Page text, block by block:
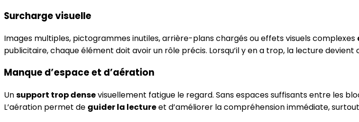
Surcharge visuelle
Images multiples, pictogrammes inutiles, arrière-plans chargés ou effets visuels complexes
publicitaire, chaque élément doit avoir un rôle précis. Lorsqu’il y en a trop, la lecture
Manque d’espace et d’aération
Unsupport trop densevisuellement fatigue le regard. Sans espaces suffisants entre les
L’aération permet de guider la lectureet d’améliorer la compréhension immédiate,